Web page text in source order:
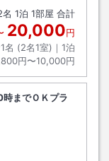
名 1泊 1部屋 合計
20,000円
名 (2名1室)｜ 1泊
円〜10,000円
までＯＫプラ